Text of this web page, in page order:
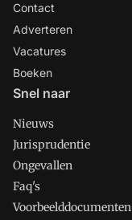
Contact
Adverteren
Vacatures
Boeken
Snel naar
Nieuws
Jurisprudentie
Ongevallen
Faq's
Voorbeelddocumenten